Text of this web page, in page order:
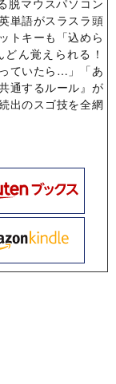
脱マウスパソコン
単語がスラスラ頭
トキーも「込めら
ん覚えられる！
ていたら…」「あ
通するルール』が
出のスゴ技を全網